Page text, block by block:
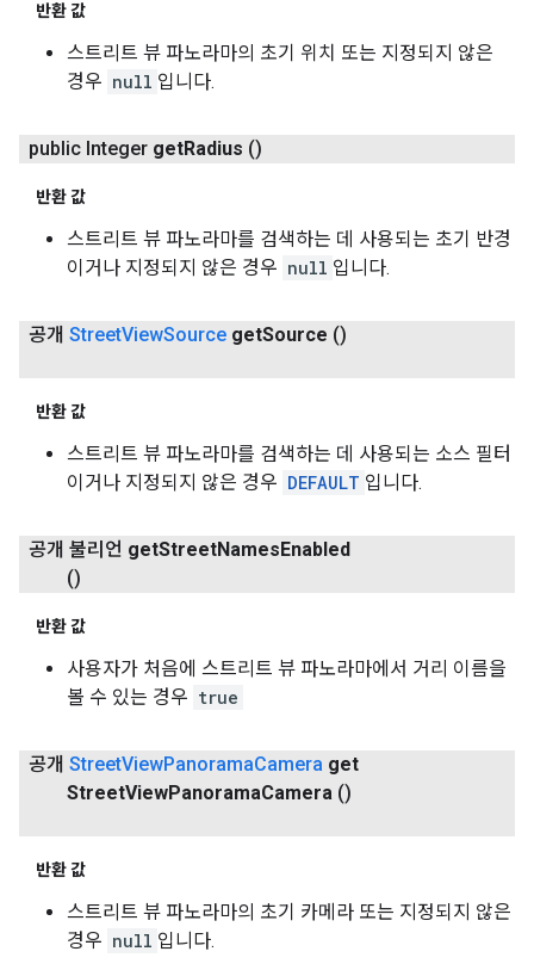
반환 값
스트리트 뷰 파노라마의 초기 위치 또는 지정되지 않은
경우 null 입니다.
public Integer getRadius ()
반환 값
스트리트 뷰 파노라마를 검색하는 데 사용되는 초기 반경
이거나 지정되지 않은 경우 null 입니다.
공개 StreetViewSource getSource ()
반환 값
스트리트 뷰 파노라마를 검색하는 데 사용되는 소스 필터
이거나 지정되지 않은 경우 DEFAULT 입니다.
공개 불리언 getStreetNamesEnabled
()
반환 값
사용자가 처음에 스트리트 뷰 파노라마에서 거리 이름을
볼 수 있는 경우 true
공개 StreetViewPanoramaCamera get
StreetViewPanoramaCamera ()
반환 값
스트리트 뷰 파노라마의 초기 카메라 또는 지정되지 않은
경우 null 입니다.